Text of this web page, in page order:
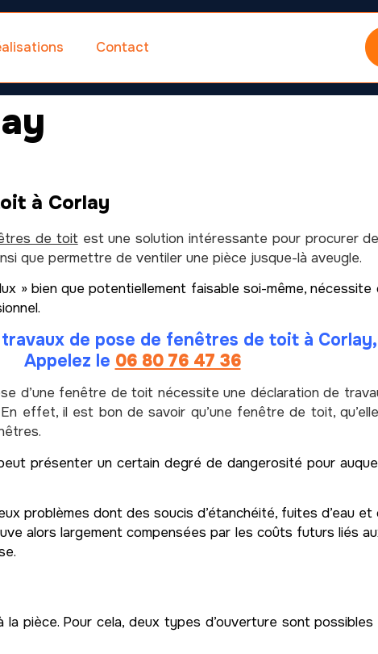
Contact
à Corlay
de toitest une solution intéressante pour procurer
que permettre de ventiler une pièce jusque-là aveugle.
» bien que potentiellement faisable soi-même,
de pose de fenêtres de toit à Corlay,
Appelez le 06 80 76 47 36
d’une fenêtre de toit nécessite une déclaration de
effet, il est bon de savoir qu’une fenêtre de toit,
présenter un certain degré de dangerosité pour
problèmes dont des soucis d’étanchéité, fuites d’eau et
alors largement compensées par les coûts futurs liés
pièce. Pour cela, deux types d’ouverture sont